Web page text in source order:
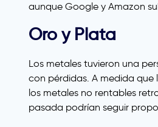
aunque Google y Amazon
Oro y Plata
Los metales tuvieron una
con pérdidas. A medida que
los metales no rentables
pasada podrían seguir